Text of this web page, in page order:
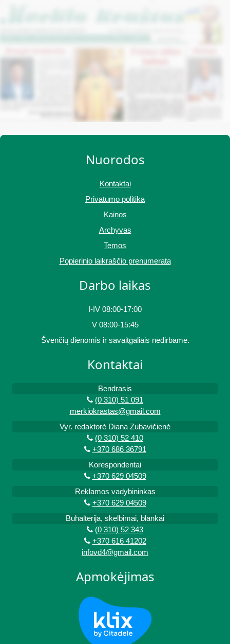
Nuorodos
Kontaktai
Privatumo politika
Kainos
Archyvas
Temos
Popierinio laikraščio prenumerata
Darbo laikas
I-IV 08:00-17:00
V 08:00-15:45
Švenčių dienomis ir savaitgaliais nedirbame.
Kontaktai
Bendrasis
(0 310) 51 091
merkiokrastas@gmail.com
Vyr. redaktorė Diana Zubavičienė
(0 310) 52 410
+370 686 36791
Korespondentai
+370 629 04509
Reklamos vadybininkas
+370 629 04509
Buhalterija, skelbimai, blankai
(0 310) 52 343
+370 616 41202
infovd4@gmail.com
Apmokėjimas